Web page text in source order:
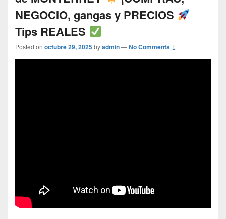
NEGOCIO, gangas y PRECIOS
Tips REALES
Posted on octubre 29, 2025byadmin—No Comments ↓